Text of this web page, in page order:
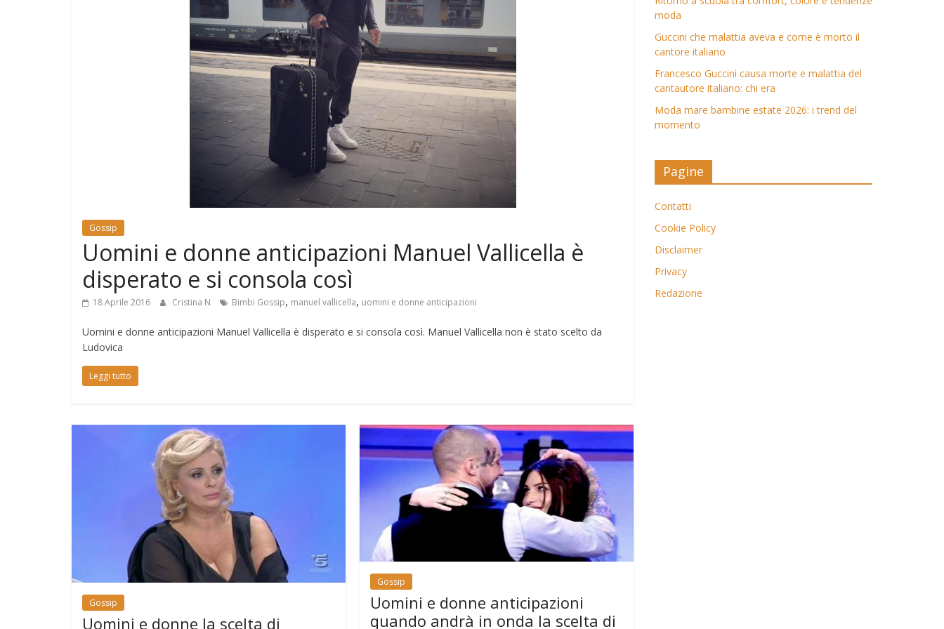
Gossip
Uomini e donne anticipazioni Manuel Vallicella è
disperato e si consola così
18 Aprile 2016 Cristina N Bimbi Gossip, manuel vallicella, uomini e donne anticipazioni
Uomini e donne anticipazioni Manuel Vallicella è disperato e si consola così. Manuel Vallicella non è stato scelto da
Ludovica
Leggi tutto
Gossip
Uomini e donne la scelta di
Gossip
Uomini e donne anticipazioni
quando andrà in onda la scelta di
moda
Guccini che malattia aveva e come è morto il
cantore italiano
Francesco Guccini causa morte e malattia del
cantautore italiano: chi era
Moda mare bambine estate 2026: i trend del
momento
Pagine
Contatti
Cookie Policy
Disclaimer
Privacy
Redazione